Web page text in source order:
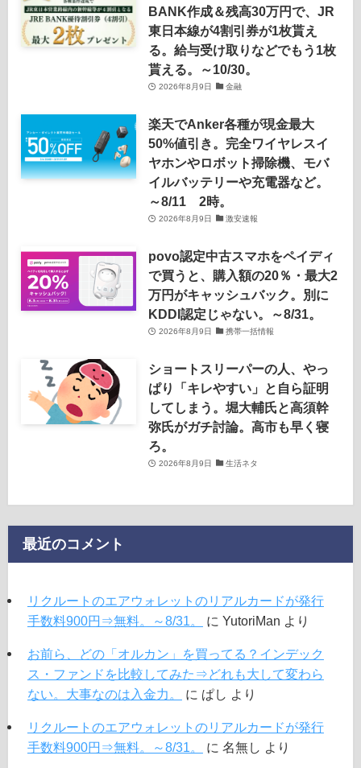
BANK作成＆残高30万円で、JR
東日本線が4割引券が1枚貰え
る。給与受け取りなどでもう1枚
貰える。～10/30。
2026年8月9日 金融
楽天でAnker各種が現金最大
50%値引き。完全ワイヤレスイ
ヤホンやロボット掃除機、モバ
イルバッテリーや充電器など。
～8/11 2時。
2026年8月9日 激安速報
povo認定中古スマホをペイディ
で買うと、購入額の20％・最大2
万円がキャッシュバック。別に
KDDI認定じゃない。～8/31。
2026年8月9日 携帯一括情報
ショートスリーパーの人、やっ
ぱり「キレやすい」と自ら証明
してしまう。堀大輔氏と高須幹
弥氏がガチ討論。高市も早く寝
ろ。
2026年8月9日 生活ネタ
最近のコメント
リクルートのエアウォレットのリアルカードが発行
手数料900円⇒無料。～8/31。
に YutoriMan より
お前ら、どの「オルカン」を買ってる？インデック
ス・ファンドを比較してみた⇒どれも大して変わら
ない。大事なのは入金力。
に ぱし より
リクルートのエアウォレットのリアルカードが発行
手数料900円⇒無料。～8/31。
に 名無し より